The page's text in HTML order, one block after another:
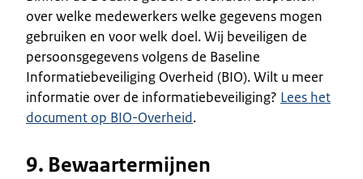
over welke medewerkers welke gegevens mogen
gebruiken en voor welk doel. Wij beveiligen de
persoonsgegevens volgens de Baseline
Informatiebeveiliging Overheid (BIO). Wilt u meer
informatie over de informatiebeveiliging? Lees het
document op BIO-Overheid.
9. Bewaartermijnen